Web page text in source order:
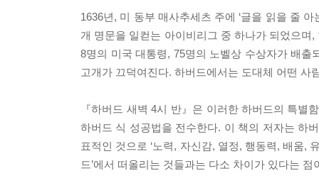
1636년, 미 동부 매사추세츠 주에 ‘글을 읽을 줄
개 명문을 일컫는 아이비리그 중 하나가 되었으
8명의 미국 대통령, 75명의 노벨상 수상자가 배
고개가 끄덕여진다. 하버드에서는 도대체 어떤
『하버드 새벽 4시 반』은 이러한 하버드의 특
하버드 식 성공법을 전수한다. 이 책의 저자는 하
표적인 것으로 ‘노력, 자신감, 열정, 행동력, 배움,
드’에서 떠올리는 것들과는 다소 차이가 있다는 점